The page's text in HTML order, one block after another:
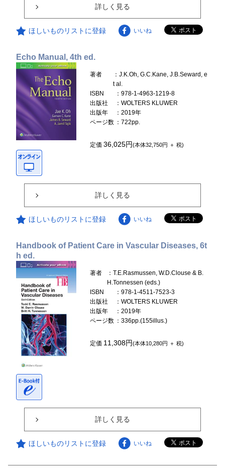
詳しく見る
ほしいものリストに登録 いいね
Echo Manual, 4th ed.
著者
：J.K.Oh, G.C.Kane, J.B.Seward, e
t al.
ISBN
：978-1-4963-1219-8
出版社
：WOLTERS KLUWER
出版年
：2019年
ページ数 ：722pp.
定価36,025円(本体32,750円 ＋ 税)
詳しく見る
ほしいものリストに登録 いいね
Handbook of Patient Care in Vascular Diseases, 6t
h ed.
著者
：T.E.Rasmussen, W.D.Clouse & B.
H.Tonnessen (eds.)
ISBN
：978-1-4511-7523-3
出版社
：WOLTERS KLUWER
出版年
：2019年
ページ数 ：336pp.(155illus.)
定価 11,308円(本体10,280円 ＋ 税)
詳しく見る
ほしいものリストに登録 いいね